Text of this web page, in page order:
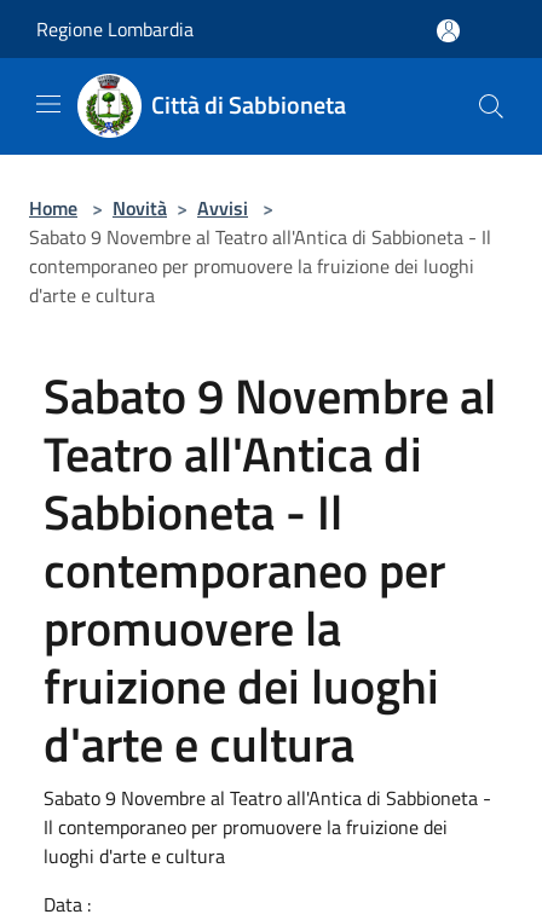
Regione Lombardia
Città di Sabbioneta
Home > Novità > Avvisi >
Sabato 9 Novembre al Teatro all'Antica di Sabbioneta - Il
contemporaneo per promuovere la fruizione dei luoghi
d'arte e cultura
Sabato 9 Novembre al
Teatro all'Antica di
Sabbioneta - Il
contemporaneo per
promuovere la
fruizione dei luoghi
d'arte e cultura
Sabato 9 Novembre al Teatro all'Antica di Sabbioneta -
Il contemporaneo per promuovere la fruizione dei
luoghi d'arte e cultura
Data :